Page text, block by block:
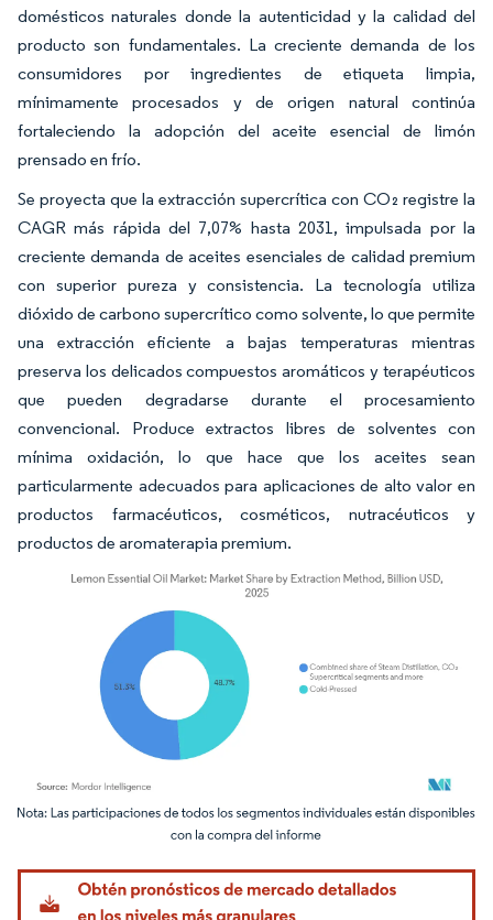
domésticos naturales donde la autenticidad y la calidad del
producto son fundamentales. La creciente demanda de los
consumidores por ingredientes de etiqueta limpia,
mínimamente procesados y de origen natural continúa
fortaleciendo la adopción del aceite esencial de limón
prensado en frío.
Se proyecta que la extracción supercrítica con CO₂ registre la
CAGR más rápida del 7,07% hasta 2031, impulsada por la
creciente demanda de aceites esenciales de calidad premium
con superior pureza y consistencia. La tecnología utiliza
dióxido de carbono supercrítico como solvente, lo que permite
una extracción eficiente a bajas temperaturas mientras
preserva los delicados compuestos aromáticos y terapéuticos
que pueden degradarse durante el procesamiento
convencional. Produce extractos libres de solventes con
mínima oxidación, lo que hace que los aceites sean
particularmente adecuados para aplicaciones de alto valor en
productos farmacéuticos, cosméticos, nutracéuticos y
productos de aromaterapia premium.
Imagen © Mordor Intelligence. El uso requiere atribución según CC BY 4.0.